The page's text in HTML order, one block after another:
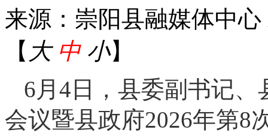
来源：崇阳县融媒体中心
【 大 中 小】
6月4日，县委副书记
会议暨县政府2026年第8